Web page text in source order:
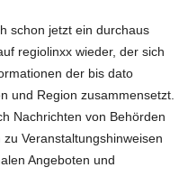
schon jetzt ein durchaus
regiolinxx wieder, der sich
der bis dato
und Region zusammensetzt.
Nachrichten von Behörden
Veranstaltungshinweisen
Angeboten und